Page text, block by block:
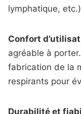
lymphatique,
Confort
agréable à
fabrication de la
respirants pour
Durabilité et